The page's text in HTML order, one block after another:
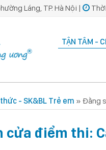
Láng, TP. Hà Nội |
TẬN TÂM -
- SK&BL Trẻ em » Đằng
cửa điểm thi: